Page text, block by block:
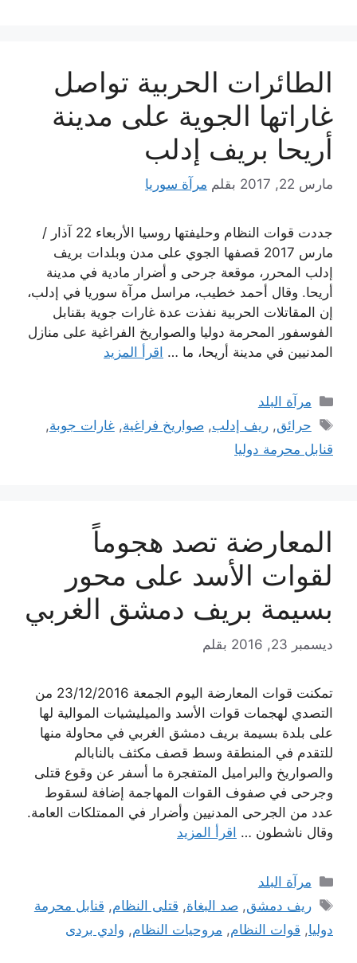
الطائرات الحربية تواصل
غاراتها الجوية على مدينة
أريحا بريف إدلب
مارس 22, 2017 بقلم مرآة سوريا
جددت قوات النظام وحليفتها روسيا الأربعاء 22 آذار /
مارس 2017 قصفها الجوي على مدن وبلدات بريف
إدلب المحرر، موقعة جرحى و أضرار مادية في مدينة
أريحا. وقال أحمد خطيب، مراسل مرآة سوريا في إدلب،
إن المقاتلات الحربية نفذت عدة غارات جوية بقنابل
الفوسفور المحرمة دوليا والصواريخ الفراغية على منازل
المدنيين في مدينة أريحا، ما … اقرأ المزيد
التصنيفات
مرآة البلد
الوسوم
حرائق,ريف إدلب,صواريخ فراغية,غارات جوبة,
قنابل محرمة دوليا
المعارضة تصد هجوماً
لقوات الأسد على محور
بسيمة بريف دمشق الغربي
ديسمبر 23, 2016 بقلم
تمكنت قوات المعارضة اليوم الجمعة 23/12/2016 من
التصدي لهجمات قوات الأسد والميليشيات الموالية لها
على بلدة بسيمة بريف دمشق الغربي في محاولة منها
للتقدم في المنطقة وسط قصف مكثف بالنابالم
والصواريخ والبراميل المتفجرة ما أسفر عن وقوع قتلى
وجرحى في صفوف القوات المهاجمة إضافة لسقوط
عدد من الجرحى المدنيين وأضرار في الممتلكات العامة.
وقال ناشطون … اقرأ المزيد
التصنيفات
مرآة البلد
الوسوم
ريف دمشق,صد البغاة, قتلى النظام, قنابل محرمة
دوليا, قوات النظام, مروحيات النظام, وادي بردى